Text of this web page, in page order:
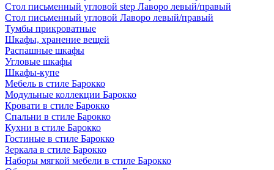
Стол письменный угловой step Лаворо левый/правый
Стол письменный угловой Лаворо левый/правый
Тумбы прикроватные
Шкафы, хранение вещей
Распашные шкафы
Угловые шкафы
Шкафы-купе
Мебель в стиле Барокко
Модульные коллекции Барокко
Кровати в стиле Барокко
Спальни в стиле Барокко
Кухни в стиле Барокко
Гостиные в стиле Барокко
Зеркала в стиле Барокко
Наборы мягкой мебели в стиле Барокко